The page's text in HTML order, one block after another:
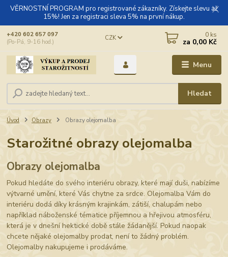
VĚRNOSTNÍ PROGRAM pro registrované zákazníky. Získejte slevu až
15%! Jen za registraci sleva 5% na první nákup.
Menu
CZK
Hledat
+420 602 657 097
(Po-Pá, 9-16 hod.)
0 ks
za 0,00 Kč
Úvod Obrazy Obrazy olejomalba
Starožitné obrazy olejomalba
Obrazy olejomalba
Pokud hledáte do svého interiéru obrazy, které mají duši, nabízíme
výtvarné umění, které Vás chytne za srdce. Olejomalba Vám do
interiéru dodá díky krásným krajinkám, zátiší, chalupám nebo
například náboženské tématice příjemnou a hřejivou atmosféru,
která je v dnešní hektické době stále žádanější. Pokud naopak
chcete nějaké olejomalby prodat, není to žádný problém.
Olejomalby nakupujeme i prodáváme.